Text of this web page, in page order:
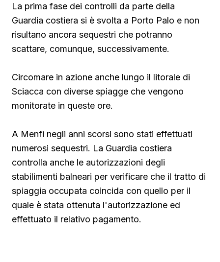
La prima fase dei controlli da parte della
Guardia costiera si è svolta a Porto Palo e non
risultano ancora sequestri che potranno
scattare, comunque, successivamente.
Circomare in azione anche lungo il litorale di
Sciacca con diverse spiagge che vengono
monitorate in queste ore.
A Menfi negli anni scorsi sono stati effettuati
numerosi sequestri. La Guardia costiera
controlla anche le autorizzazioni degli
stabilimenti balneari per verificare che il tratto di
spiaggia occupata coincida con quello per il
quale è stata ottenuta l'autorizzazione ed
effettuato il relativo pagamento.